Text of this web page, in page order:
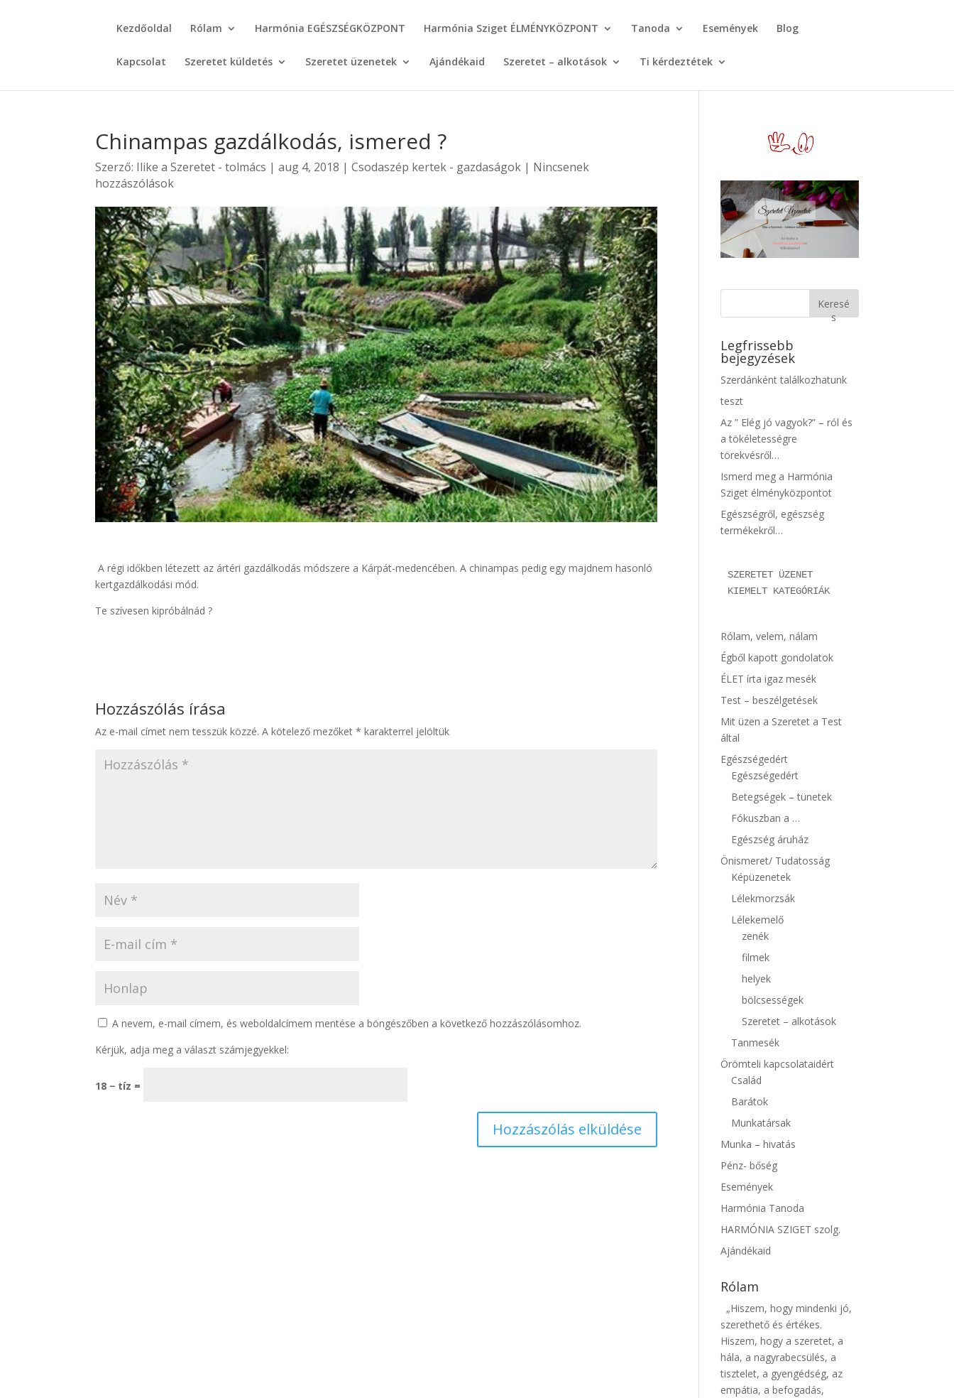
Kezdőoldal Rólam Harmónia EGÉSZSÉGKÖZPONT Harmónia Sziget ÉLMÉNYKÖZPONT Tanoda Események Blog
Kapcsolat Szeretet küldetés Szeretet üzenetek Ajándékaid Szeretet – alkotások Ti kérdeztétek
Chinampas gazdálkodás, ismered ?
Szerző: Ilike a Szeretet - tolmács |aug 4, 2018 |Csodaszép kertek - gazdaságok | Nincsenek
hozzászólások
A régi időkben létezett az ártéri gazdálkodás módszere a Kárpát-medencében. A chinampas pedig egy majdnem hasonló
kertgazdálkodási mód.
Te szívesen kipróbálnád ?
Hozzászólás írása
Az e-mail címet nem tesszük közzé. A kötelező mezőket* karakterrel jelöltük
A nevem, e-mail címem, és weboldalcímem mentése a böngészőben a következő hozzászólásomhoz.
Kérjük, adja meg a választ számjegyekkel:
18 − tíz =
Keresé
s
Legfrissebb
bejegyzések
Szerdánként találkozhatunk
teszt
Az ” Elég jó vagyok?” – ról és
a tökéletességre
törekvésről…
Ismerd meg a Harmónia
Sziget élményközpontot
Egészségről, egészség
termékekről…
SZERETET ÜZENET
KIEMELT KATEGÓRIÁK
Rólam, velem, nálam
Égből kapott gondolatok
ÉLET írta igaz mesék
Test – beszélgetések
Mit üzen a Szeretet a Test
által
Egészségedért
Egészségedért
Betegségek – tünetek
Fókuszban a …
Egészség áruház
Önismeret/ Tudatosság
Képüzenetek
Lélekmorzsák
Lélekemelő
zenék
filmek
helyek
bölcsességek
Szeretet – alkotások
Tanmesék
Örömteli kapcsolataidért
Család
Barátok
Munkatársak
Munka – hivatás
Pénz- bőség
Események
Harmónia Tanoda
HARMÓNIA SZIGET szolg.
Ajándékaid
Rólam
„Hiszem, hogy mindenki jó,
szerethető és értékes.
Hiszem, hogy a szeretet, a
hála, a nagyrabecsülés, a
tisztelet, a gyengédség, az
empátia, a befogadás,